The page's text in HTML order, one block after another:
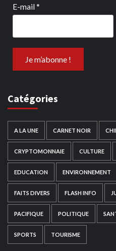
E-mail*
Catégories
A LA UNE CARNET NOIR
CRYPTOMONNAIE CULTURE
EDUCATION ENVIRONNEMENT
FAITS DIVERS FLASH INFO
PACIFIQUE POLITIQUE
SPORTS TOURISME